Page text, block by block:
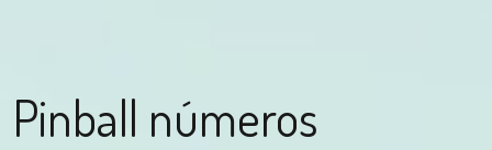
Pinball números